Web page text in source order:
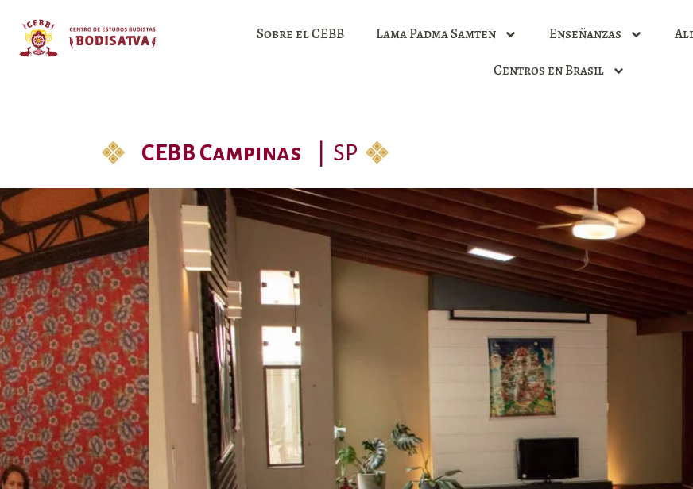
Sobre el CEBB Lama Padma Samten Enseñanzas
Centros en Brasil
CEBB Campinas SP